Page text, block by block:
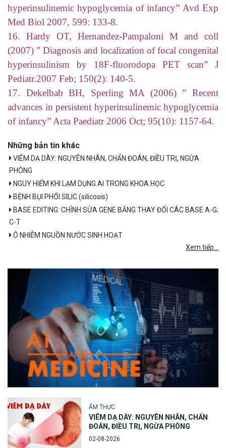
hyperinsulinemic hypoglycemia of infancy” Avd Exp
Med Biol 2007, 599: 133-8.
16. Hardy OT, Hernandez-Pampaloni M and coll
(2007) ” Diagnosis and localization of focal congenital
hyperinsulinism by 18F-fluorodopa PET scan” J
Pediatr.2007 Feb; 150(2): 140-5.
17. Dekelbab BH, Sperling MA (2006) ” Recent
advances in persistent hyperinsulinemic hypoglycemia
of infancy” Acta Paediatr 2006 Oct; 95(10): 1157-64.
Những bản tin khác
VIÊM DẠ DÀY: NGUYÊN NHÂN, CHẨN ĐOÁN, ĐIỀU TRỊ, NGỪA
PHÒNG
NGUY HIỂM KHI LẠM DỤNG AI TRONG KHOA HỌC
BỆNH BỤI PHỔI SILIC (silicosis)
BASE EDITING: CHỈNH SỬA GENE BẰNG THAY ĐỔI CÁC BASE A-G;
C-T
Ô NHIỄM NGUỒN NƯỚC SINH HOẠT
Xem tiếp...
ẨM THỰC
VIÊM DẠ DÀY: NGUYÊN NHÂN, CHẨN
ĐOÁN, ĐIỀU TRỊ, NGỪA PHÒNG
02-08-2026